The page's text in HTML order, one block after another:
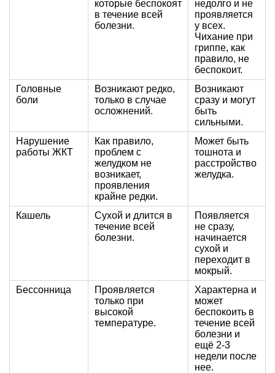
которые беспокоят
в течение всей
болезни.
недолго и не
проявляется
у всех.
Чихание при
гриппе, как
правило, не
беспокоит.
Головные
боли
Возникают редко,
только в случае
осложнений.
Возникают
сразу и могут
быть
сильными.
Нарушение
работы ЖКТ
Как правило,
проблем с
желудком не
возникает,
проявления
крайне редки.
Может быть
тошнота и
расстройство
желудка.
Кашель
Сухой и длится в
течение всей
болезни.
Появляется
не сразу,
начинается
сухой и
переходит в
мокрый.
Бессонница
Проявляется
только при
высокой
температуре.
Характерна и
может
беспокоить в
течение всей
болезни и
ещё 2-3
недели после
нее.